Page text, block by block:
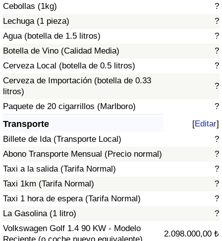
Cebollas (1kg)
?
Lechuga (1 pieza)
?
Agua (botella de 1.5 litros)
?
Botella de Vino (Calidad Media)
?
Cerveza Local (botella de 0.5 litros)
?
Cerveza de Importación (botella de 0.33
litros)
?
Paquete de 20 cigarrillos (Marlboro) ?
Transporte [Editar]
Billete de Ida (Transporte Local)
?
Abono Transporte Mensual (Precio normal)
?
Taxi a la salida (Tarifa Normal)
?
Taxi 1km (Tarifa Normal)
?
Taxi 1 hora de espera (Tarifa Normal)
?
La Gasolina (1 litro)
?
Volkswagen Golf 1.4 90 KW - Modelo
2.098.000,00 ₺
Tráfico
Índice de Tráfico
Índice de Tráfico (Actual)
Índice de Tráfico por País